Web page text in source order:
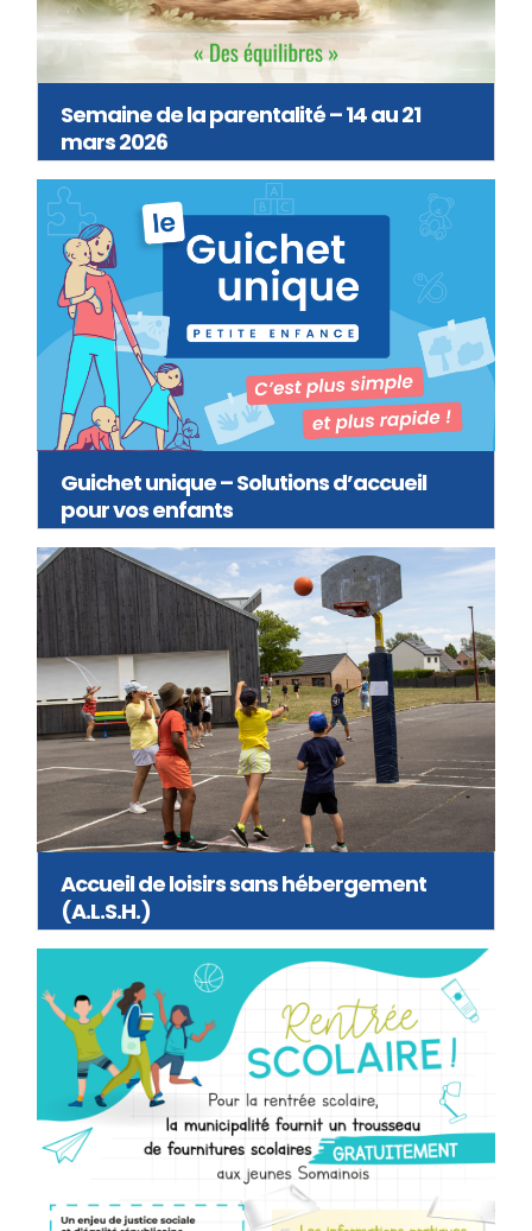
Semaine de la parentalité – 14 au 21
mars 2026
Guichet unique – Solutions d’accueil
pour vos enfants
Accueil de loisirs sans hébergement
(A.L.S.H.)